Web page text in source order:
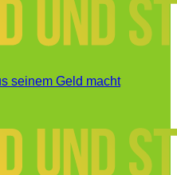
seinem Geld macht